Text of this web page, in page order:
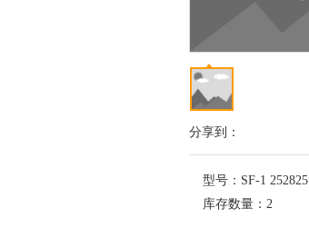
分享到：
型号： SF-1 252825
库存数量： 2